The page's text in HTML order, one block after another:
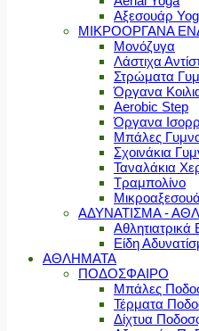
Αξεσουάρ
ΜΙΚΡΟΟΡΓΑΝΑ
Μονόζυγα
Λάστιχα
Στρώματα
Όργανα
Aerobic Step
Όργανα
Μπάλες
Σχοινάκια
Ταναλάκια
Τραμπολίνο
ΑΔΥΝΑΤΙΣΜΑ -
Αθλητιατρικά
Είδη
ΑΘΛΗΜΑΤΑ
ΠΟΔΟΣΦΑΙΡΟ
Μπάλες
Τέρματα
Δίχτυα